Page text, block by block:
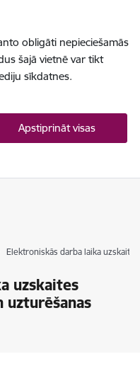
obligāti nepieciešamās
šajā vietnē var tikt
sīkdatnes.
Apstiprināt visas
Elektroniskās darba laika
uzskaites
uzturēšanas